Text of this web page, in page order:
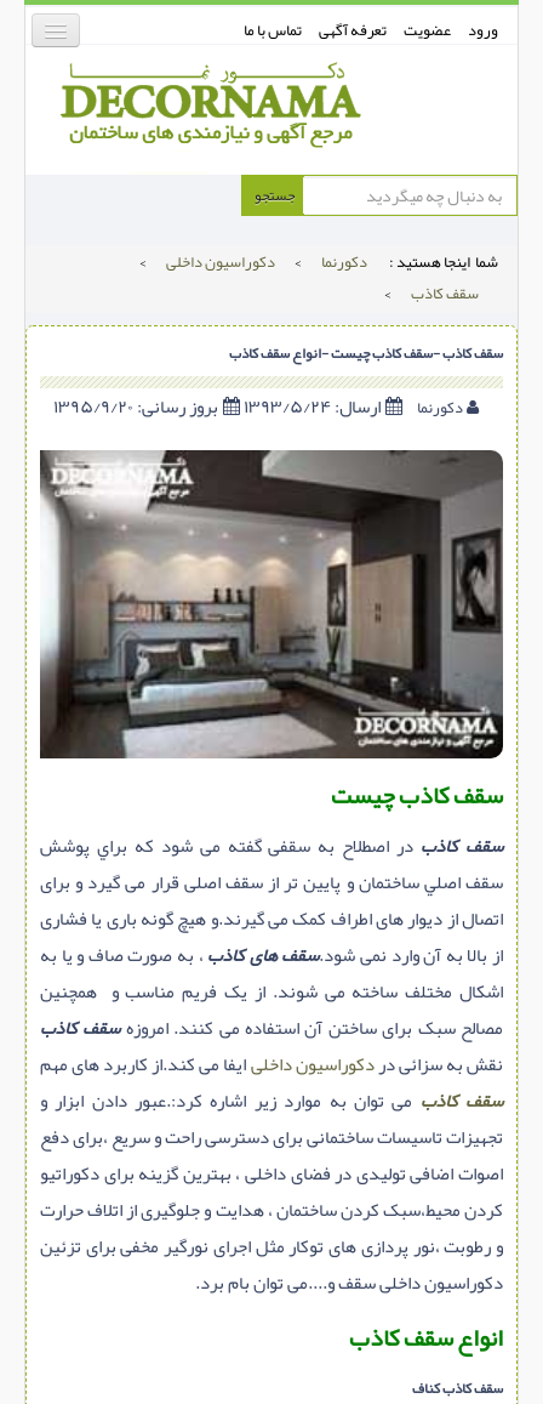
ورود عضویت تعرفه آگهی تماس با ما
دکورنما
دیوارپوش
دکوراسیون داخلی
درب و پنجره
بتن-بتون
شهری ترافیکی
ساخت و ساز
مصالح ساختمانی
سازه پیش ساخته
سنگ ساختمانی
سرویس بهداشتی
پله,نرده,حفاظ
تاسیسات ساختمان
ابزار آلات ساختمانی
تعمیر و نگهداری ساختمان
محوطه سازی و نما
ماشین آلات ساختمانی
ژئوتکنیک
متفرقه
جستجو
شما اینجا هستید : دکورنما > دکوراسیون داخلی
>
سقف کاذب
>
سقف کاذب -سقف کاذب چیست -انواع سقف کاذب
دکورنما ارسال:۱۳۹۳/۵/۲۴ بروز رسانی:
سقف کاذب چیست
سقف کاذب در اصطلاح به سقفی گفته می شود که براي پوشش
سقف اصلي ساختمان و پایین تر از سقف اصلی قرار می گیرد و برای
اتصال از دیوار های اطراف کمک می گیرند.و هیچ گونه باری یا فشاری
از بالا به آن وارد نمی شود.سقف های کاذب، به صورت صاف و یا به
اشکال مختلف ساخته می شوند. از یک فریم مناسب و همچنین
مصالح سبک برای ساختن آن استفاده می کنند. امروزهسقف کاذب
نقش به سزائی دردکوراسیون داخلیایفا می کند.از کاربرد های مهم
سقف کاذب می توان به موارد زیر اشاره کرد:.عبور دادن ابزار و
تجهیزات تاسیسات ساختمانی برای دسترسی راحت و سریع ،برای دفع
اصوات اضافی تولیدی در فضای داخلی ، بهترین گزینه برای دکوراتیو
کردن محیط،سبک کردن ساختمان ، هدایت و جلوگیری از اتلاف حرارت
و رطوبت ،نور پردازی های توکار مثل اجرای نورگیر مخفی برای تزئین
دکوراسیون داخلی سقف و....می توان بام برد.
انواع سقف کاذب
سقف کاذب کناف